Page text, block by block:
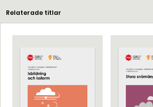
Relaterade titlar